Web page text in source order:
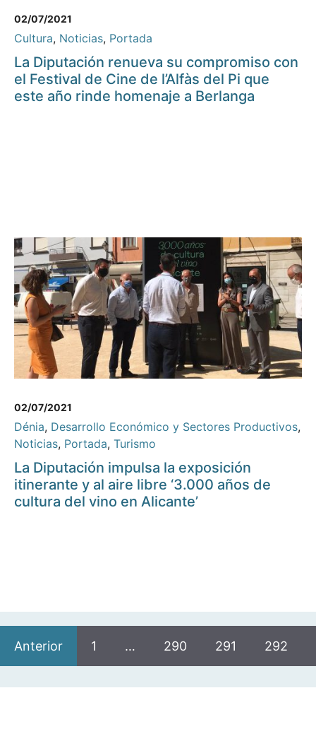
02/07/2021
Cultura, Noticias, Portada
La Diputación renueva su compromiso con
el Festival de Cine de l’Alfàs del Pi que
este año rinde homenaje a Berlanga
02/07/2021
Dénia, Desarrollo Económico y Sectores Productivos,
Noticias, Portada, Turismo
La Diputación impulsa la exposición
itinerante y al aire libre ‘3.000 años de
cultura del vino en Alicante’
Anterior 1 … 290 291 292